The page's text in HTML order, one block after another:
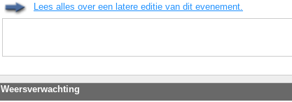
Lees alles over een latere editie van dit evenement.
Weersverwachting